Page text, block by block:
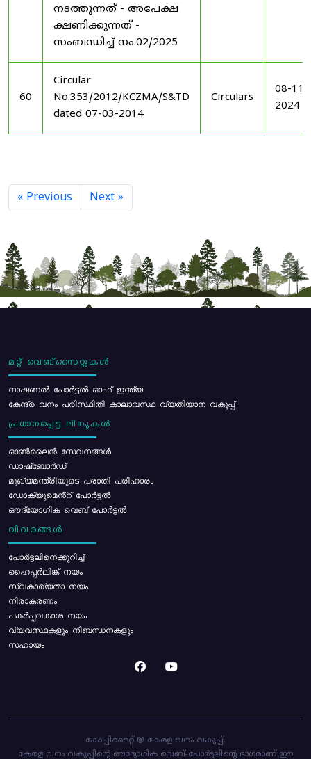
നടത്തുന്നത് - അപേക്ഷ
ക്ഷണിക്കുന്നത് -
സംബന്ധിച്ച് നം.02/2025
60
Circular
No.353/2012/KCZMA/S&TD
dated 07-03-2014
Circulars
08-11-
2024
« Previous Next »
മറ്റ് വെബ്സൈറ്റുകൾ
നാഷണൽ പോർട്ടൽ ഓഫ് ഇന്ത്യ
കേന്ദ്ര വനം പരിസ്ഥിതി കാലാവസ്ഥ വ്യതിയാന വകുപ്പ്
പ്രധാനപ്പെട്ട ലിങ്കുകൾ
ഓൺലൈൻ സേവനങ്ങൾ
ഡാഷ്ബോർഡ്
മുഖ്യമന്ത്രിയുടെ പരാതി പരിഹാരം
ഡോക്യുമെൻ്റ് പോർട്ടൽ
ഔദ്യോഗിക വെബ് പോർട്ടൽ
വിവരങ്ങൾ
പോര്‍ട്ടലിനെക്കുറിച്ച്
ഹൈപ്പർലിങ്ക് നയം
സ്വകാര്യതാ നയം
നിരാകരണം
പകർപ്പവകാശ നയം
വ്യവസ്ഥകളും നിബന്ധനകളും
സഹായം
കോപ്പിറൈറ്റ് @ കേരള വനം വകുപ്പ്.
കേരള വനം വകുപ്പിന്റെ ഔദ്യോഗിക വെബ്-പോർട്ടലിന്റെ ഭാഗമാണ് ഈ